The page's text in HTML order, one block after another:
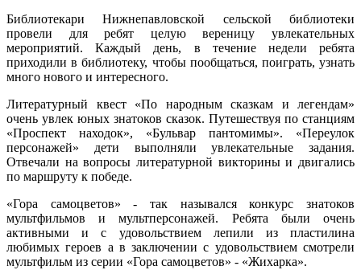
Библиотекари Нижнепавловской сельской библиотеки
провели для ребят целую вереницу увлекательных
мероприятий. Каждый день, в течение недели ребята
приходили в библиотеку, чтобы пообщаться, поиграть, узнать
много нового и интересного.
Литературный квест «По народным сказкам и легендам»
очень увлек юных знатоков сказок. Путешествуя по станциям
«Проспект находок», «Бульвар пантомимы». «Переулок
персонажей» дети выполняли увлекательные задания.
Отвечали на вопросы литературной викторины и двигались
по маршруту к победе.
«Гора самоцветов» - так назывался конкурс знатоков
мультфильмов и мультперсонажей. Ребята были очень
активными и с удовольствием лепили из пластилина
любимых героев а в заключении с удовольствием смотрели
мультфильм из серии «Гора самоцветов» - «Жихарка».